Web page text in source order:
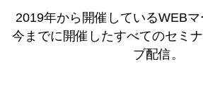
2019年から開催しているWEBマ
今までに開催したすべてのセミ
ブ配信。